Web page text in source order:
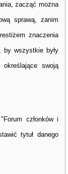
zacząć można
sprawą, zanim
znaczenia
by wszystkie były
swoją
członków i
tytuł danego